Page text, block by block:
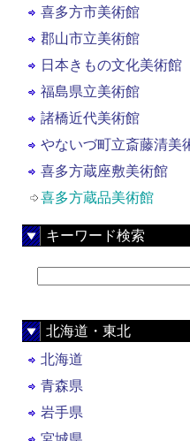
喜多方市美術館
郡山市立美術館
日本きもの文化美術館
福島県立美術館
諸橋近代美術館
やないづ町立斎藤清美
喜多方蔵座敷美術館
喜多方蔵品美術館
キーワード検索
北海道・東北
北海道
青森県
岩手県